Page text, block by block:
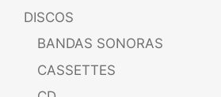
DISCOS
BANDAS SONORAS
CASSETTES